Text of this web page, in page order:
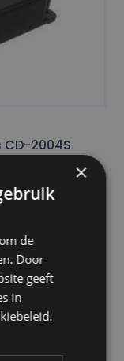
CD-2004S
ingangen.
RCA uitgang en
Inclusief
×
de
Door
geeft
in